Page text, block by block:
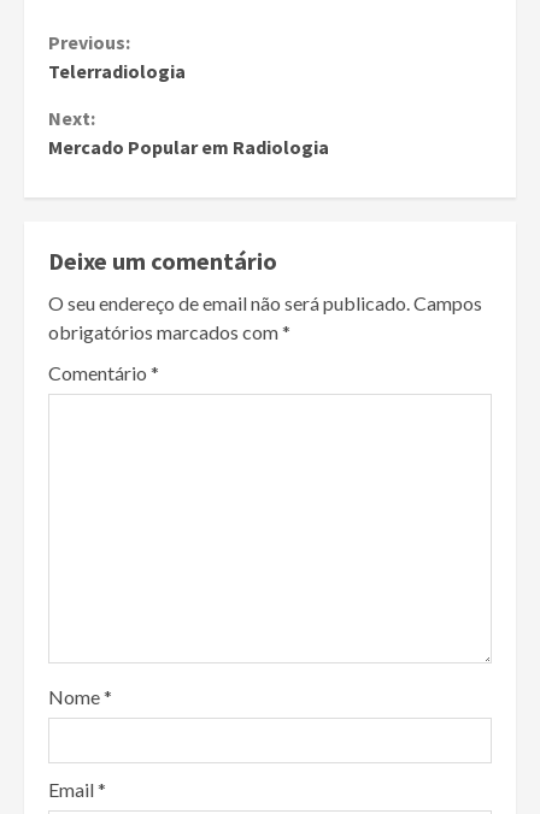
Continue
Reading
Previous:
Telerradiologia
Next:
Mercado Popular em Radiologia
Deixe um comentário
O seu endereço de email não será publicado.Campos
obrigatórios marcados com*
Comentário *
Nome*
Email*